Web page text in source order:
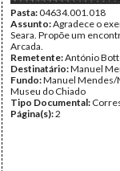
Pasta:04634.001.018
Assunto:Agradece o
Seara. Propõe um
Arcada.
Remetente:António
Destinatário:Manuel
Fundo:Manuel Mendes/
Museu do Chiado
Tipo Documental:
Página(s):2